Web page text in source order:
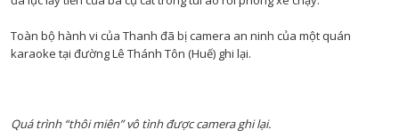
Toàn bộ hành vi của Thanh đã bị camera an ninh của một quán
karaoke tại đường Lê Thánh Tôn (Huế) ghi lại.
Quá trình “thôi miên” vô tình được camera ghi lại.